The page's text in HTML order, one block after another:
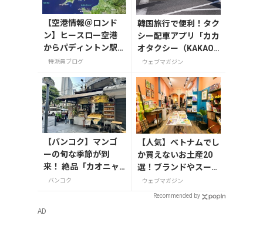
【空港情報＠ロンド
ン】ヒースロー空港
からパディントン駅
まで！入国から市内
5年夏版）
特派員ブログ
韓国旅行で便利！タク
シー配車アプリ「カカ
オタクシー（KAKAO
T）」の登録・利用方
ウェブマガジン
【バンコク】マンゴ
ーの旬な季節が到
来！ 絶品「カオニャ
オ・マムアン」の専
バンコク
【人気】ベトナムでし
か買えないお土産20
選！ブランドやスーパ
ーのお菓子や雑貨まで
ウェブマガジン
Recommended by
AD